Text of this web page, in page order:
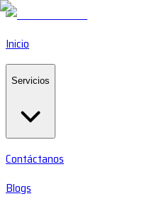
Inicio
Servicios
Contáctanos
Blogs